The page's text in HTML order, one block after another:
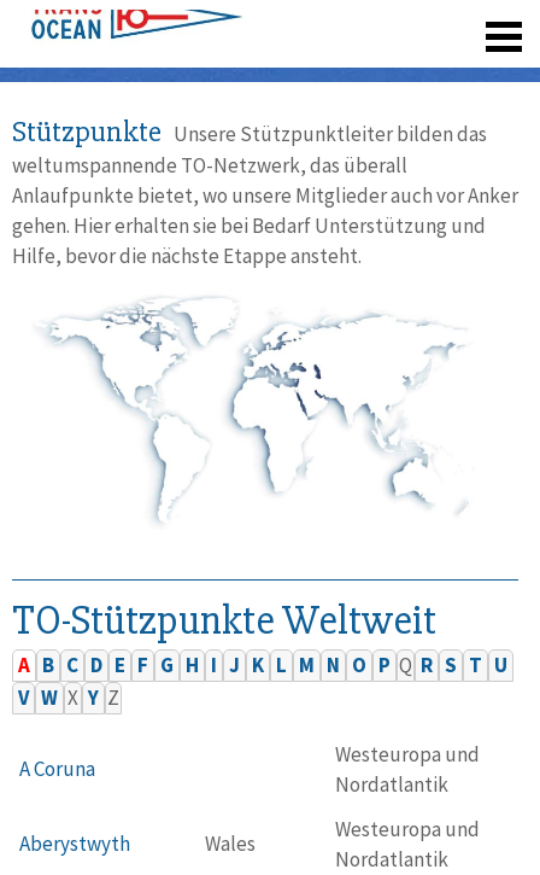
Stützpunkte Unsere Stützpunktleiter bilden das
weltumspannende TO-Netzwerk, das überall
Anlaufpunkte bietet, wo unsere Mitglieder auch vor Anker
gehen. Hier erhalten sie bei Bedarf Unterstützung und
Hilfe, bevor die nächste Etappe ansteht.
TO-Stützpunkte Weltweit
A B C D E F G H I J K L M N O P Q R S T U
V W X Y Z
A Coruna
Westeuropa und
Nordatlantik
Aberystwyth Wales
Westeuropa und
Nordatlantik